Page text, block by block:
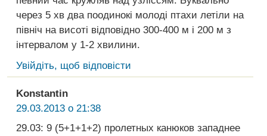
через 5 хв два поодинокі молоді птахи летіли на
північ на висоті відповідно 300-400 м і 200 м з
інтервалом у 1-2 хвилини.
Увійдіть, щоб відповісти
Konstantin
29.03.2013 о 21:38
29.03: 9 (5+1+1+2) пролетных канюков западнее